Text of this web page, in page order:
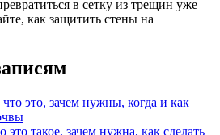
в сетку из трещин уже
как защитить стены на
это, зачем нужны, когда и как
это такое, зачем нужна, как сделать